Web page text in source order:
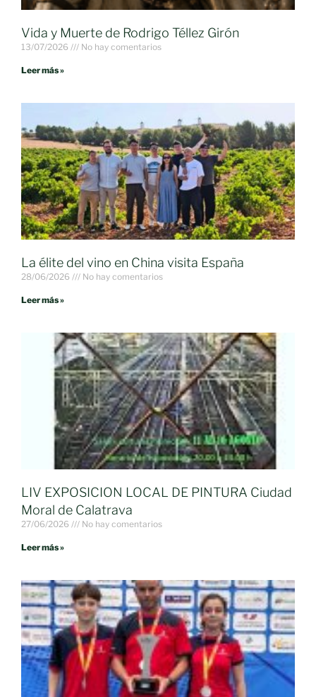
Vida y Muerte de Rodrigo Téllez Girón
13/07/2026 No hay comentarios
Leer más »
La élite del vino en China visita España
28/06/2026 No hay comentarios
Leer más »
LIV EXPOSICION LOCAL DE PINTURA Ciudad
Moral de Calatrava
27/06/2026 No hay comentarios
Leer más »